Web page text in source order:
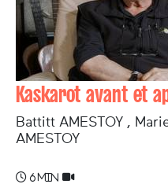
Kaskarot avant et
Battitt AMESTOY ,
AMESTOY
6 min